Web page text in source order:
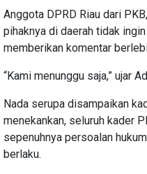
Anggota DPRD Riau dari
pihaknya di daerah tidak
memberikan komentar
“Kami menunggu saja,” ujar
Nada serupa disampaikan
menekankan, seluruh kader
sepenuhnya persoalan
berlaku.